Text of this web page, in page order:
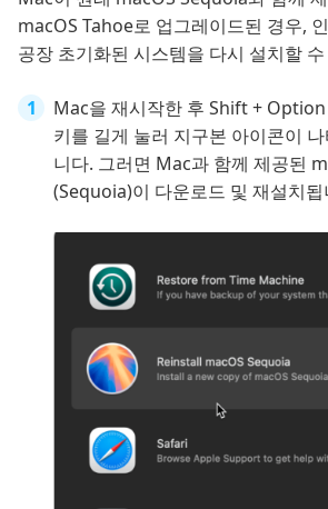
macOS Tahoe로 업그레이드된 경우,
공장 초기화된 시스템을 다시 설치할
Mac을 재시작한 후 Shift +
키를 길게 눌러 지구본 아이콘이
니다. 그러면 Mac과 함께 제공된
(Sequoia)이 다운로드 및 재설치됩